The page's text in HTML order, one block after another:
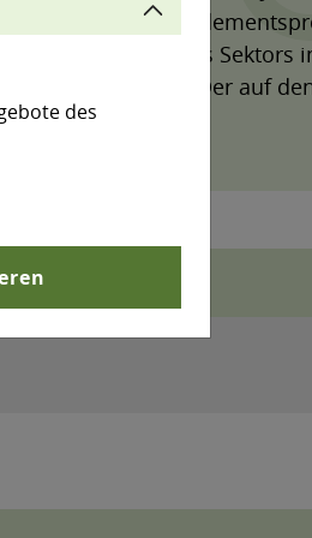
und erreichte
Emissionen des Sektors
Der auf
des